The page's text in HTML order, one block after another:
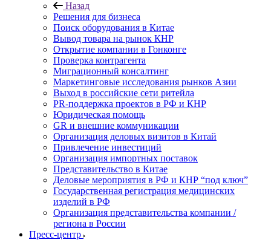
Назад
Решения для бизнеса
Поиск оборудования в Китае
Вывод товара на рынок КНР
Открытие компании в Гонконге
Проверка контрагента
Миграционный консалтинг
Маркетинговые исследования рынков Азии
Выход в российские сети ритейла
PR-поддержка проектов в РФ и КНР
Юридическая помощь
GR и внешние коммуникации
Организация деловых визитов в Китай
Привлечение инвестиций
Организация импортных поставок
Представительство в Китае
Деловые мероприятия в РФ и КНР “под ключ”
Государственная регистрация медицинских
изделий в РФ
Организация представительства компании /
региона в России
Пресс-центр